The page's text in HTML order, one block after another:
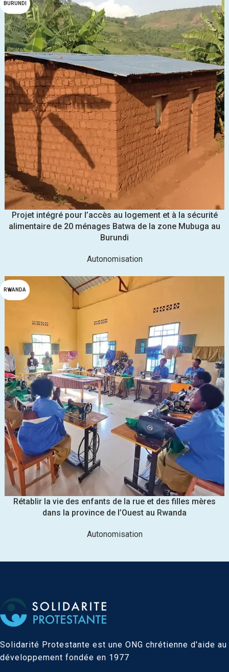
BURUNDI
Projet intégré pour l’accès au logement et à la sécurité
alimentaire de 20 ménages Batwa de la zone Mubuga au
Burundi
Autonomisation
RWANDA
Rétablir la vie des enfants de la rue et des filles mères
dans la province de l’Ouest au Rwanda
Autonomisation
Solidarité Protestante est une ONG chrétienne d'aide au
développement fondée en 1977